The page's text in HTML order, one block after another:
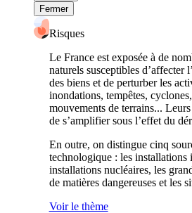
Fermer
Risques
Le France est exposée à de
naturels susceptibles d’affecter
des biens et de perturber les
inondations, tempêtes,
mouvements de terrains...
de s’amplifier sous l’effet du
En outre, on distingue cinq
technologique : les installations
installations nucléaires, les
de matières dangereuses et les
Voir le thème